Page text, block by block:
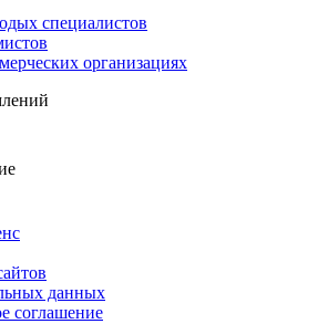
специалистов
организациях
данных
соглашение